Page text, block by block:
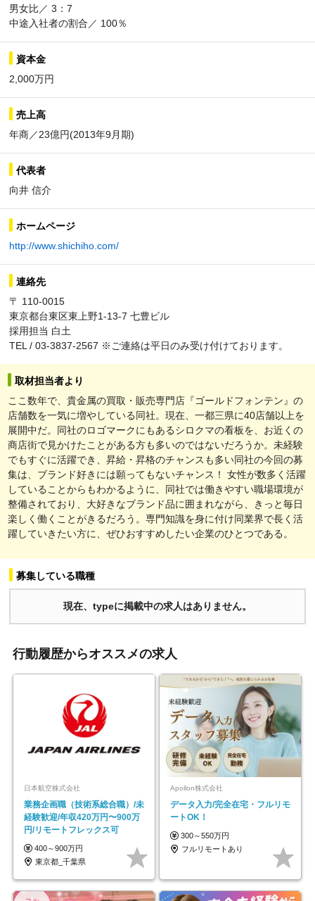
男女比／ 3：7
中途入社者の割合／ 100％
資本金
2,000万円
売上高
年商／23億円(2013年9月期)
代表者
向井 信介
ホームページ
http://www.shichiho.com/
連絡先
〒 110-0015
東京都台東区東上野1-13-7 七豊ビル
採用担当 白土
TEL / 03-3837-2567 ※ご連絡は平日のみ受け付けております。
取材担当者より
ここ数年で、貴金属の買取・販売専門店『ゴールドフォンテン』の
店舗数を一気に増やしている同社。現在、一都三県に40店舗以上を
展開中だ。同社のロゴマークにもあるシロクマの看板を、お近くの
商店街で見かけたことがある方も多いのではないだろうか。未経験
でもすぐに活躍でき、昇給・昇格のチャンスも多い同社の今回の募
集は、ブランド好きには願ってもないチャンス！ 女性が数多く活躍
していることからもわかるように、同社では働きやすい職場環境が
整備されており、大好きなブランド品に囲まれながら、きっと毎日
楽しく働くことがきるだろう。専門知識を身に付け同業界で長く活
躍していきたい方に、ぜひおすすめしたい企業のひとつである。
募集している職種
現在、typeに掲載中の求人はありません。
行動履歴からオススメの求人
日本航空株式会社
業務企画職（技術系総合職）/未
経験歓迎/年収420万円〜900万
円/リモートフレックス可
400～900万円
東京都_千葉県
Apollon株式会社
データ入力/完全在宅・フルリモ
ートOK！
300～550万円
フルリモートあり